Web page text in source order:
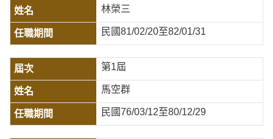
林榮三
民國81/02/20至82/01/31
第1屆
馬空群
民國76/03/12至80/12/29